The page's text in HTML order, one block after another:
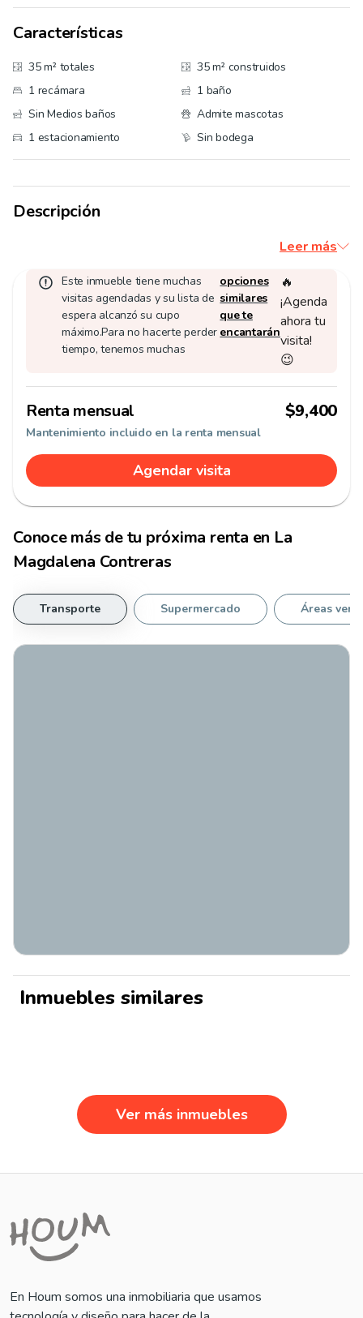
Características
35 m² totales
35 m² construidos
1 recámara
1 baño
Sin Medios baños
Admite mascotas
1 estacionamiento
Sin bodega
Descripción
Leer más
Este inmueble tiene muchas
visitas agendadas y su lista de
espera alcanzó su cupo
máximo.Para no hacerte perder
tiempo, tenemos muchas
opciones
similares
que te
encantarán
🔥
¡Agenda
ahora tu
visita!
😉
Renta mensual $9,400
Mantenimiento incluido en la renta mensual
Agendar visita
Conoce más de tu próxima renta en La
Magdalena Contreras
Transporte Supermercado Áreas
Inmuebles similares
Ver más inmuebles
En Houm somos una inmobiliaria que usamos